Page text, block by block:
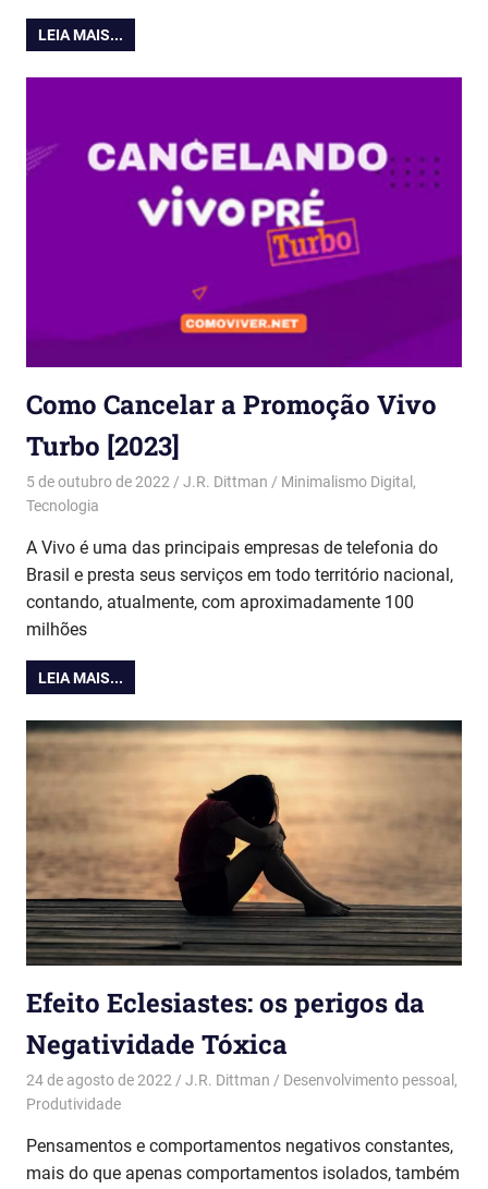
LEIA MAIS...
Como Cancelar a Promoção Vivo
Turbo [2023]
5 de outubro de 2022 J.R. Dittman Minimalismo Digital ,
Tecnologia
A Vivo é uma das principais empresas de telefonia do
Brasil e presta seus serviços em todo território nacional,
contando, atualmente, com aproximadamente 100
milhões
LEIA MAIS...
Efeito Eclesiastes: os perigos da
Negatividade Tóxica
24 de agosto de 2022 J.R. Dittman Desenvolvimento pessoal ,
Produtividade
Pensamentos e comportamentos negativos constantes,
mais do que apenas comportamentos isolados, também